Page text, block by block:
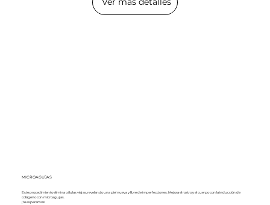
MICROAGUJAS
Este procedimiento elimina células viejas, revelando una piel nueva y libre de imperfecciones. Mejora el rostro y el cuerpo con la inducción de
colágeno con microagujas.
¡Te esperamos!